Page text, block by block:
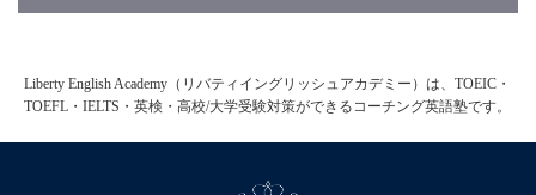
Liberty English Academy（リバティイングリッシュアカデミー）は、TOEIC・
TOEFL・IELTS・英検・高校/大学受験対策ができるコーチング英語塾です。